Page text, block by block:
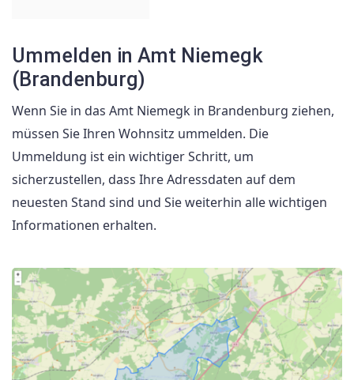
Ummelden in Amt Niemegk
(Brandenburg)
Wenn Sie in das Amt Niemegk in Brandenburg ziehen,
müssen Sie Ihren Wohnsitz ummelden. Die
Ummeldung ist ein wichtiger Schritt, um
sicherzustellen, dass Ihre Adressdaten auf dem
neuesten Stand sind und Sie weiterhin alle wichtigen
Informationen erhalten.